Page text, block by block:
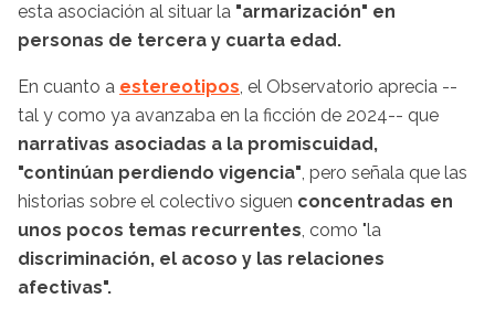
esta asociación al situar la "armarización" en
personas de tercera y cuarta edad.
En cuanto a estereotipos, el Observatorio aprecia --
tal y como ya avanzaba en la ficción de 2024-- que
narrativas asociadas a la promiscuidad,
"continúan perdiendo vigencia", pero señala que las
historias sobre el colectivo siguen concentradas en
unos pocos temas recurrentes, como "la
discriminación, el acoso y las relaciones
afectivas".